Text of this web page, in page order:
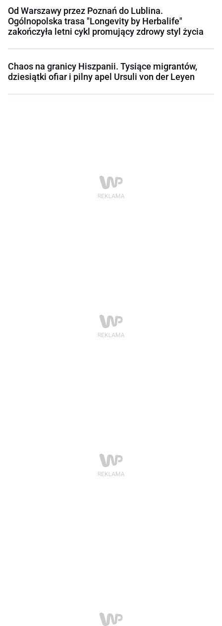
Od Warszawy przez Poznań do Lublina.
Ogólnopolska trasa "Longevity by Herbalife"
zakończyła letni cykl promujący zdrowy styl życia
Chaos na granicy Hiszpanii. Tysiące migrantów,
dziesiątki ofiar i pilny apel Ursuli von der Leyen